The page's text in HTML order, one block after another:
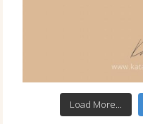
Load More...